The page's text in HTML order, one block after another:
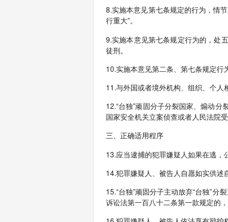
国家统一的
（5）其他图
3.在“台独”分
4.实施本意见
（1）直接参
（2）实施“
（3）其他在
5.实施本意见